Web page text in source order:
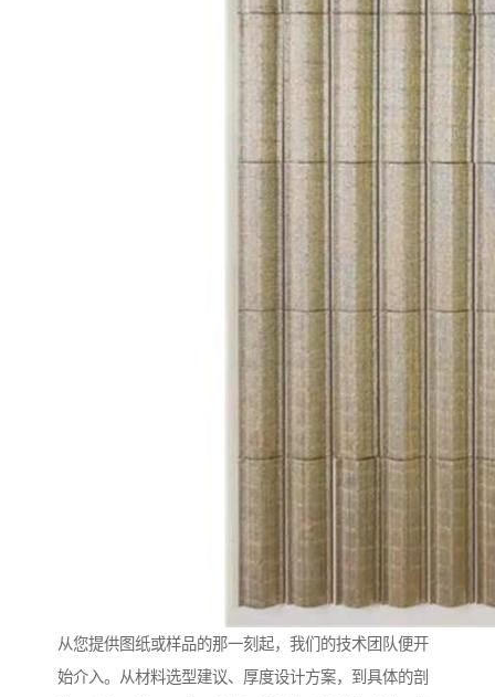
从您提供图纸或样品的那一刻起，我们的技术团队便开
始介入。从材料选型建议、厚度设计方案，到具体的剖